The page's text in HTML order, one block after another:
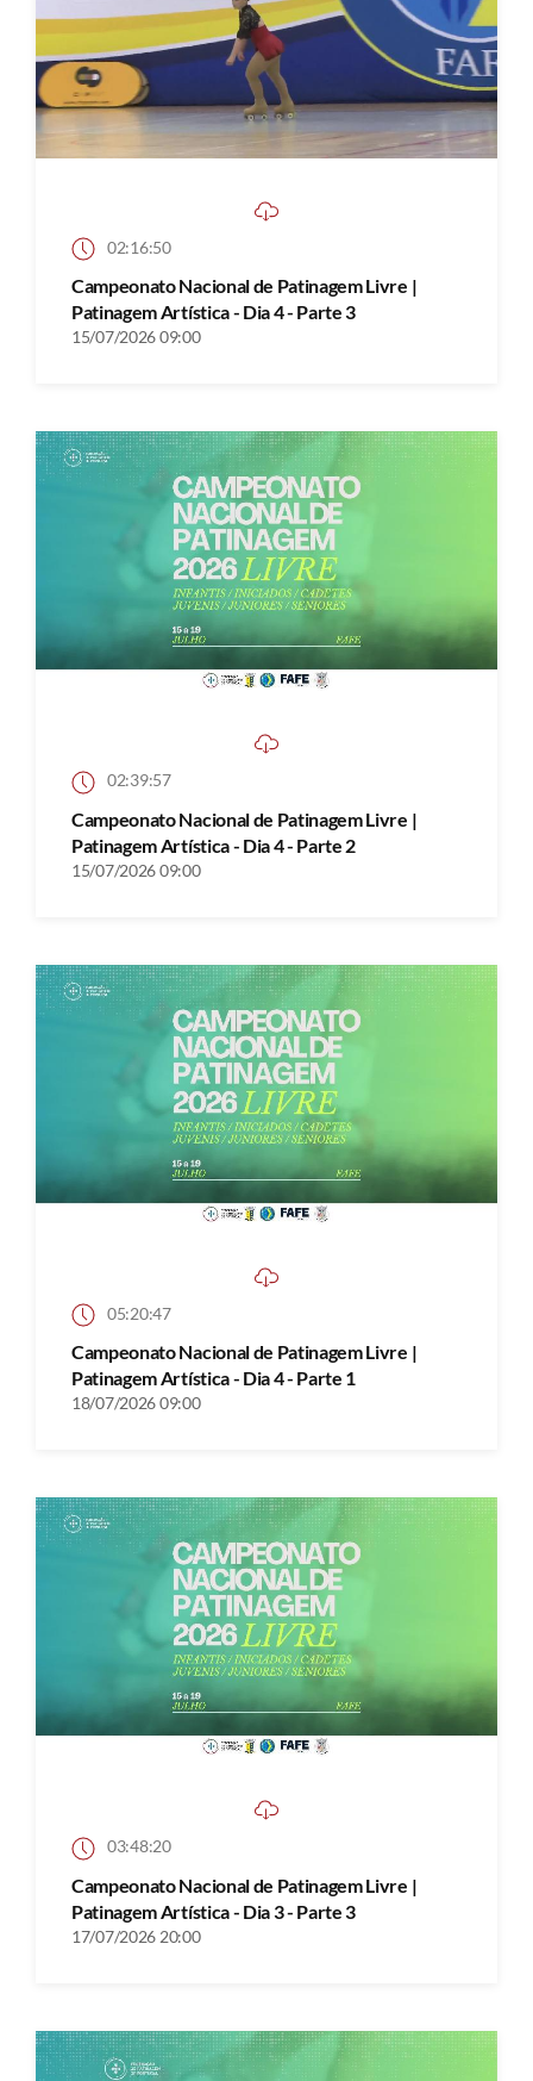
02:16:50
Campeonato Nacional de Patinagem Livre |
Patinagem Artística - Dia 4 - Parte 3
15/07/2026 09:00
02:39:57
Campeonato Nacional de Patinagem Livre |
Patinagem Artística - Dia 4 - Parte 2
15/07/2026 09:00
05:20:47
Campeonato Nacional de Patinagem Livre |
Patinagem Artística - Dia 4 - Parte 1
18/07/2026 09:00
03:48:20
Campeonato Nacional de Patinagem Livre |
Patinagem Artística - Dia 3 - Parte 3
17/07/2026 20:00